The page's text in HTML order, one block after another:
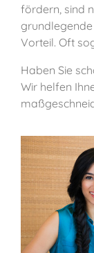
fördern, sind
grundlegende
Vorteil. Oft
Haben Sie
Wir helfen